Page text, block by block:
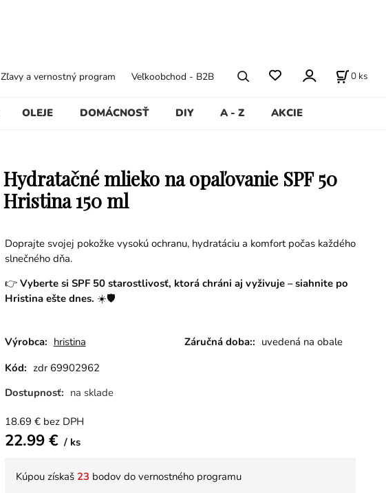
OLEJE DOMÁCNOSŤ DIY A - Z AKCIE
Zľavy a vernostný program Veľkoobchod - B2B 0 ks
Hydratačné mlieko na opaľovanie SPF 50
Hristina 150 ml
Doprajte svojej pokožke vysokú ochranu, hydratáciu a komfort počas každého
slnečného dňa.
👉 Vyberte si SPF 50 starostlivosť, ktorá chráni aj vyživuje – siahnite po
Hristina ešte dnes. ☀️🛡️
Výrobca: hristina Záručná doba:: uvedená na obale
Kód: zdr 69902962
Dostupnosť: na sklade
18.69 € bez DPH
22.99€ ks
Kúpou získaš 23 bodov do vernostného programu